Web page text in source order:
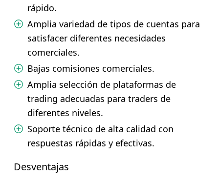
rápido.
Amplia variedad de tipos de cuentas para
satisfacer diferentes necesidades
comerciales.
Bajas comisiones comerciales.
Amplia selección de plataformas de
trading adecuadas para traders de
diferentes niveles.
Soporte técnico de alta calidad con
respuestas rápidas y efectivas.
Desventajas